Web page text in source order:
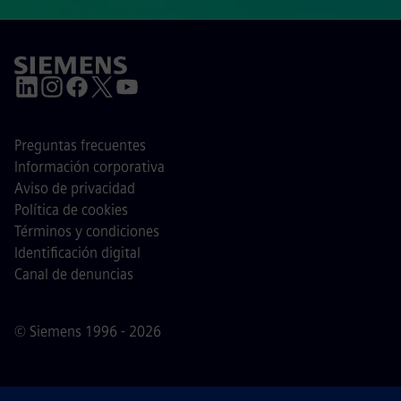
© Siemens 1996 - 2026
Preguntas frecuentes
Información corporativa
Aviso de privacidad
Política de cookies
Términos y condiciones
Identificación digital
Canal de denuncias